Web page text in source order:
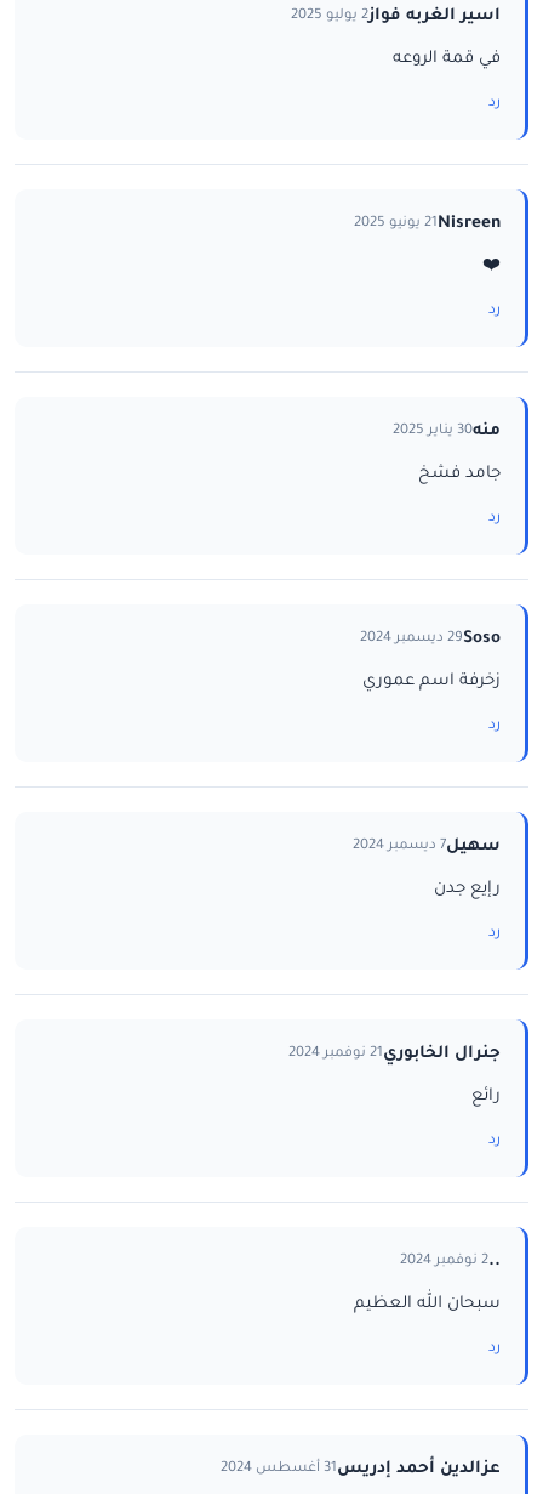
اسير الغربه فواز2 يوليو 2025
في قمة الروعه
رد
Nisreen21 يونيو 2025
❤️
رد
منه30 يناير 2025
جامد فشخ
رد
Soso29 ديسمبر 2024
زخرفة اسم عموري
رد
سهيل7 ديسمبر 2024
رإيع جدن
رد
جنرال الخابوري21 نوفمبر 2024
رائع
رد
..2 نوفمبر 2024
سبحان الله العظيم
رد
عزالدين أحمد إدريس31 أغسطس 2024